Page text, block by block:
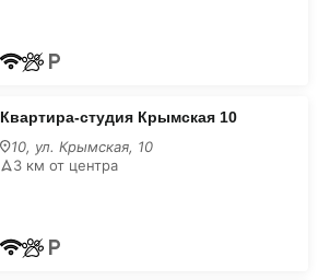
Квартира-студия Крымская 10
10, ул. Крымская, 10
3 км от центра